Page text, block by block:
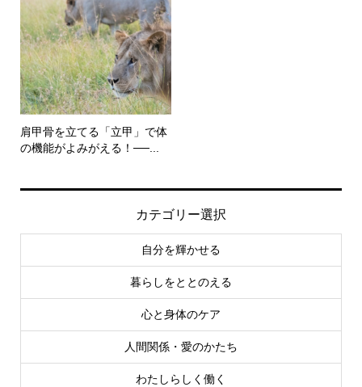
肩甲骨を立てる「立甲」で体
の機能がよみがえる！──...
カテゴリー選択
自分を輝かせる
暮らしをととのえる
心と身体のケア
人間関係・愛のかたち
わたしらしく働く